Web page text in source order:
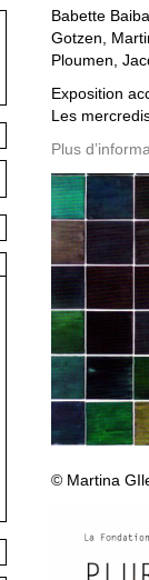
Babette
Gotzen,
Ploumen,
Exposition
Les
Plus
© Martina